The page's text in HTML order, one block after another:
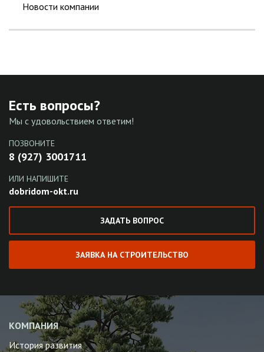
Новости компании
Есть вопросы?
Мы с удовольствием ответим!
ПОЗВОНИТЕ
8 (927) 3001711
ИЛИ НАПИШИТЕ
dobridom-okt.ru
ЗАДАТЬ ВОПРОС
ЗАЯВКА НА СТРОИТЕЛЬСТВО
КОМПАНИЯ
История развития